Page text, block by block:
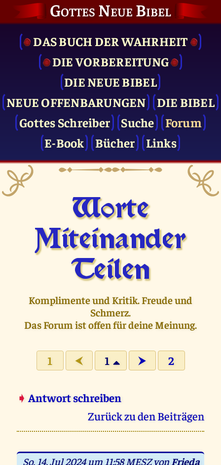
Gottes Neue Bibel
DAS BUCH DER WAHRHEIT
DIE VOR­BEREITUNG
DIE NEUE BIBEL
NEUE OFFENBARUNGEN
DIE BIBEL
Gottes Schreiber
Suche
Forum
E-Book
Bücher Links
Worte
Miteinander
Teilen
Komplimente und Kritik. Freude und
Schmerz.
Das Forum ist offen für deine Meinung.
1 ⮜ 1 ⮞ 2
➧ Antwort schreiben
Zurück zu den Beiträgen
So, 14. Jul 2024 um 11:58 MESZ von Frieda